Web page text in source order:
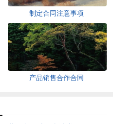
制定合同注意事项
产品销售合作合同